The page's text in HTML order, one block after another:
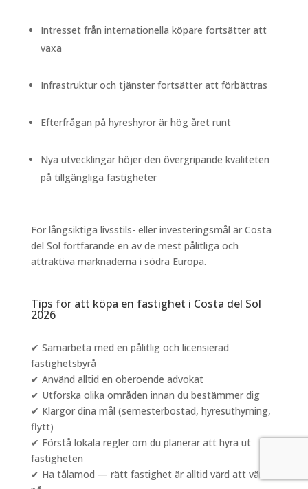
Intresset från internationella köpare fortsätter att
växa
Infrastruktur och tjänster fortsätter att förbättras
Efterfrågan på hyreshyror är hög året runt
Nya utvecklingar höjer den övergripande kvaliteten
på tillgängliga fastigheter
För långsiktiga livsstils- eller investeringsmål är Costa
del Sol fortfarande en av de mest pålitliga och
attraktiva marknaderna i södra Europa.
Tips för att köpa en fastighet i Costa del Sol
2026
✔ Samarbeta med en pålitlig och licensierad
fastighetsbyrå
✔ Använd alltid en oberoende advokat
✔ Utforska olika områden innan du bestämmer dig
✔ Klargör dina mål (semesterbostad, hyresuthyrning,
flytt)
✔ Förstå lokala regler om du planerar att hyra ut
fastigheten
✔ Ha tålamod — rätt fastighet är alltid värd att vänta